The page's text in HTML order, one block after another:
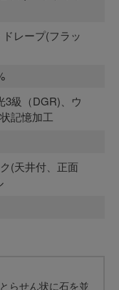
レープ(フラッ
3級（DGR)、ウ
記憶加工
(天井付、正面
らせん状に石を並